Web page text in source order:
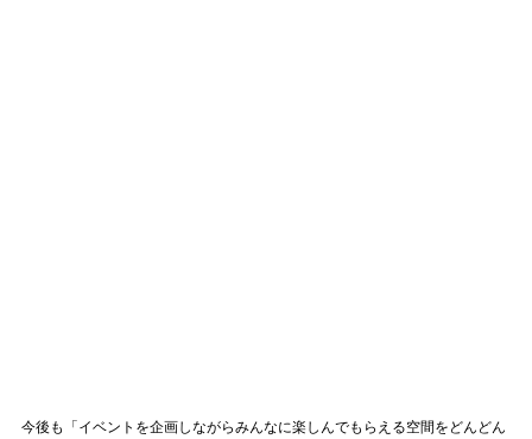
今後も「イベントを企画しながらみんなに楽しんでもらえる空間をどんどん